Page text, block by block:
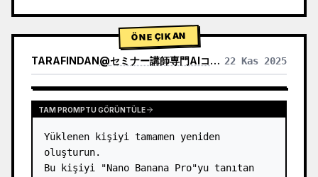
1) Ürün Analizi:
→…
ÖNE ÇIKAN
TARAFINDAN@セミナー講師専門AIコンシェルジュ｜工藤 晶 22 Kas 2025
DIĞER MODELLERIN SONUÇLARINI GÖRÜNTÜLE
TAM PROMPTU GÖRÜNTÜLE
Yüklenen kişiyi tamamen yeniden
oluşturun.
Bu kişiyi "Nano Banana Pro"yu tanıtan